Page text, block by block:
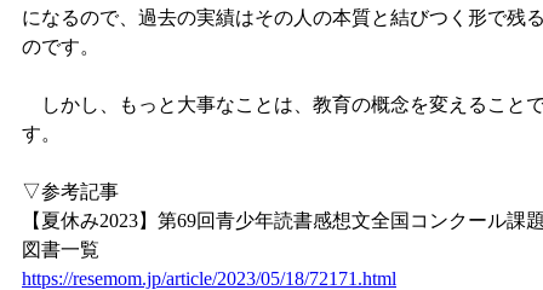
になるので、過去の実績はその人の本質と結びつく形で残
のです。
しかし、もっと大事なことは、教育の概念を変えること
す。
▽参考記事
【夏休み2023】第69回青少年読書感想文全国コンクール課
図書一覧
https://resemom.jp/article/2023/05/18/72171.html